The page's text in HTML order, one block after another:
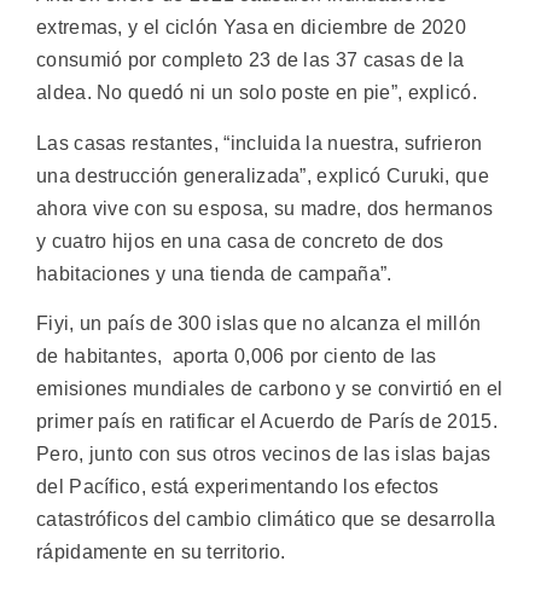
extremas, y el ciclón Yasa en diciembre de 2020
consumió por completo 23 de las 37 casas de la
aldea. No quedó ni un solo poste en pie”, explicó.
Las casas restantes, “incluida la nuestra, sufrieron
una destrucción generalizada”, explicó Curuki, que
ahora vive con su esposa, su madre, dos hermanos
y cuatro hijos en una casa de concreto de dos
habitaciones y una tienda de campaña”.
Fiyi, un país de 300 islas que no alcanza el millón
de habitantes, aporta 0,006 por ciento de las
emisiones mundiales de carbono y se convirtió en el
primer país en ratificar el Acuerdo de París de 2015.
Pero, junto con sus otros vecinos de las islas bajas
del Pacífico, está experimentando los efectos
catastróficos del cambio climático que se desarrolla
rápidamente en su territorio.